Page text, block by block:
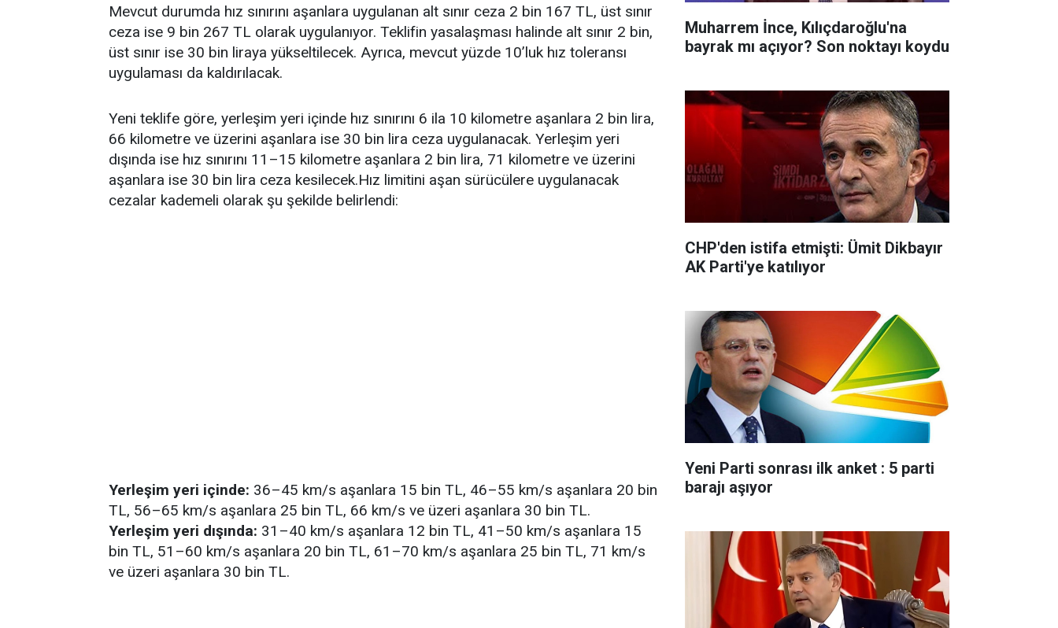
Mevcut durumda hız sınırını aşanlara uygulanan alt sınır ceza 2 bin 167 TL, üst sınır
ceza ise 9 bin 267 TL olarak uygulanıyor. Teklifin yasalaşması halinde alt sınır 2 bin,
üst sınır ise 30 bin liraya yükseltilecek. Ayrıca, mevcut yüzde 10’luk hız toleransı
uygulaması da kaldırılacak.
Yeni teklife göre, yerleşim yeri içinde hız sınırını 6 ila 10 kilometre aşanlara 2 bin lira,
66 kilometre ve üzerini aşanlara ise 30 bin lira ceza uygulanacak. Yerleşim yeri
dışında ise hız sınırını 11–15 kilometre aşanlara 2 bin lira, 71 kilometre ve üzerini
aşanlara ise 30 bin lira ceza kesilecek.Hız limitini aşan sürücülere uygulanacak
cezalar kademeli olarak şu şekilde belirlendi:
Yerleşim yeri içinde: 36–45 km/s aşanlara 15 bin TL, 46–55 km/s aşanlara 20 bin
TL, 56–65 km/s aşanlara 25 bin TL, 66 km/s ve üzeri aşanlara 30 bin TL.
Yerleşim yeri dışında: 31–40 km/s aşanlara 12 bin TL, 41–50 km/s aşanlara 15
bin TL, 51–60 km/s aşanlara 20 bin TL, 61–70 km/s aşanlara 25 bin TL, 71 km/s
ve üzeri aşanlara 30 bin TL.
Muharrem İnce, Kılıçdaroğlu'na
bayrak mı açıyor? Son noktayı koydu
CHP'den istifa etmişti: Ümit Dikbayır
AK Parti'ye katılıyor
Yeni Parti sonrası ilk anket : 5 parti
barajı aşıyor